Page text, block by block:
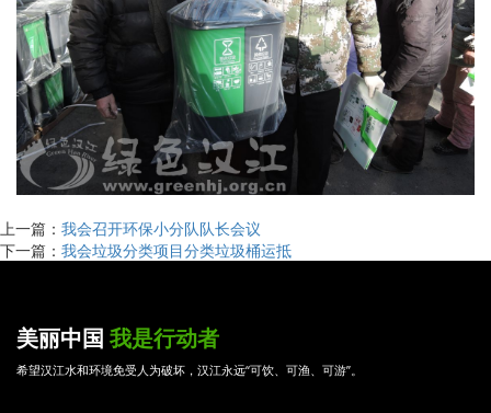
上一篇： 我会召开环保小分队队长会议
下一篇： 我会垃圾分类项目分类垃圾桶运抵
美丽中国 我是行动者
希望汉江水和环境免受人为破坏，汉江永远“可饮、可渔、可游”。